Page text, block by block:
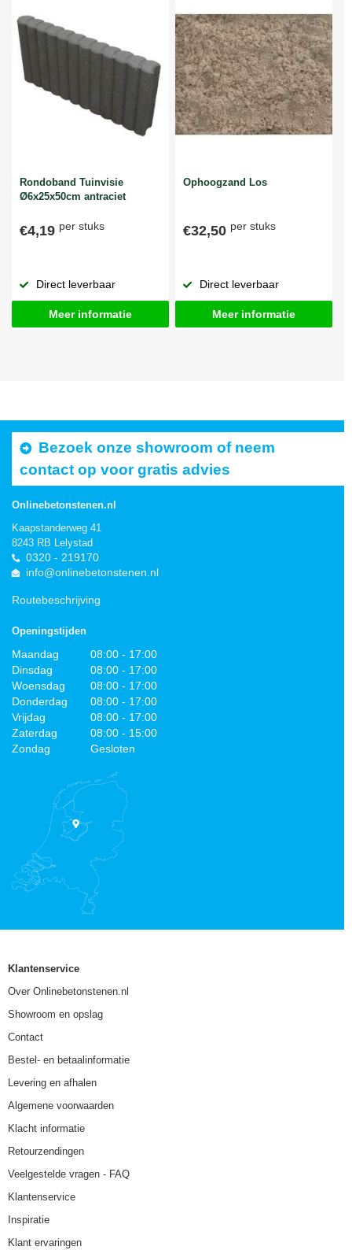
Rondoband Tuinvisie
Ø6x25x50cm antraciet
€4,19 per stuks
Direct leverbaar
Meer informatie
Ophoogzand Los
€32,50 per stuks
Direct leverbaar
Meer informatie
Bezoek onze showroom of neem
contact op voor gratis advies
Onlinebetonstenen.nl
Kaapstanderweg 41
8243 RB Lelystad
0320 - 219170
info@onlinebetonstenen.nl
Routebeschrijving
Openingstijden
Maandag
08:00 - 17:00
Dinsdag
08:00 - 17:00
Woensdag
08:00 - 17:00
Donderdag
08:00 - 17:00
Vrijdag
08:00 - 17:00
Zaterdag
08:00 - 15:00
Zondag
Gesloten
Klantenservice
Over Onlinebetonstenen.nl
Showroom en opslag
Contact
Bestel- en betaalinformatie
Levering en afhalen
Algemene voorwaarden
Klacht informatie
Retourzendingen
Veelgestelde vragen - FAQ
Klantenservice
Inspiratie
Klant ervaringen